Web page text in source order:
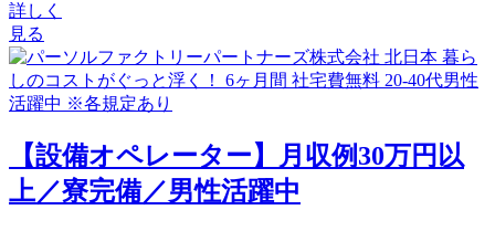
詳しく
見る
【設備オペレーター】月収例30万円以
上／寮完備／男性活躍中